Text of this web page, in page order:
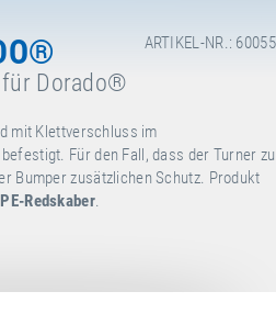
ARTIKEL-NR.: 60055
Dorado®
mit Klettverschluss im
Für den Fall, dass der Turner zu
Bumper zusätzlichen Schutz. Produkt
PE-Redskaber.